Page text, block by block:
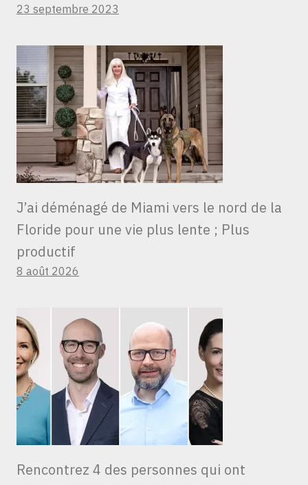
23 septembre 2023
J’ai déménagé de Miami vers le nord de la
Floride pour une vie plus lente ; Plus
productif
8 août 2026
Rencontrez 4 des personnes qui ont